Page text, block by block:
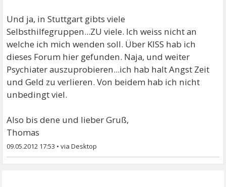
Und ja, in Stuttgart gibts viele
Selbsthilfegruppen...ZU viele. Ich weiss nicht an
welche ich mich wenden soll. Über KISS hab ich
dieses Forum hier gefunden. Naja, und weiter
Psychiater auszuprobieren...ich hab halt Angst Zeit
und Geld zu verlieren. Von beidem hab ich nicht
unbedingt viel.
Also bis dene und lieber Gruß,
Thomas
09.05.2012 17:53 •